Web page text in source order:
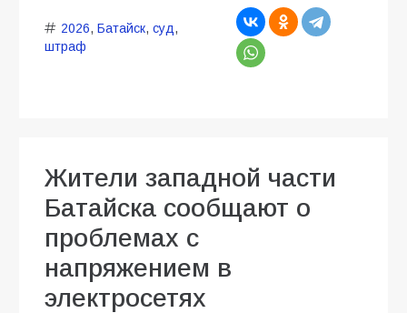
2026, Батайск, суд,
штраф
Жители западной части
Батайска сообщают о
проблемах с
напряжением в
электросетях